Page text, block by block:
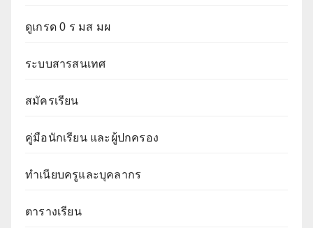
ดูเกรด 0 ร มส มผ
ระบบสารสนเทศ
สมัครเรียน
คู่มือนักเรียน และผู้ปกครอง
ทำเนียบครูและบุคลากร
ตารางเรียน